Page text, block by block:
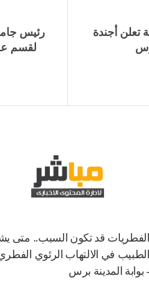
تعلن أجندة
رئيس
لقسم
الفطريات قد تكون السبب.. متى
الطبيب في الالتهاب الرئوي
- بوابة المدينة برس